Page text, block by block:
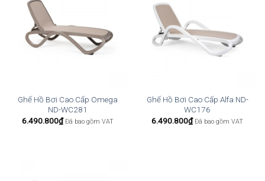
Ghế Hồ Bơi Cao Cấp Omega
ND-WC281
6.490.800₫ Đã bao gồm VAT
Ghế Hồ Bơi Cao Cấp Alfa ND-
WC176
6.490.800₫ Đã bao gồm VAT